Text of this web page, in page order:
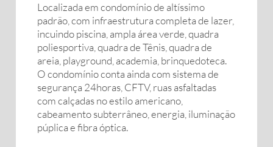
Localizada em condomínio de altíssimo
padrão, com infraestrutura completa de lazer,
incuindo piscina, ampla área verde, quadra
poliesportiva, quadra de Tênis, quadra de
areia, playground, academia, brinquedoteca.
O condomínio conta ainda com sistema de
segurança 24horas, CFTV, ruas asfaltadas
com calçadas no estilo americano,
cabeamento subterrâneo, energia, iluminação
púplica e fibra óptica.